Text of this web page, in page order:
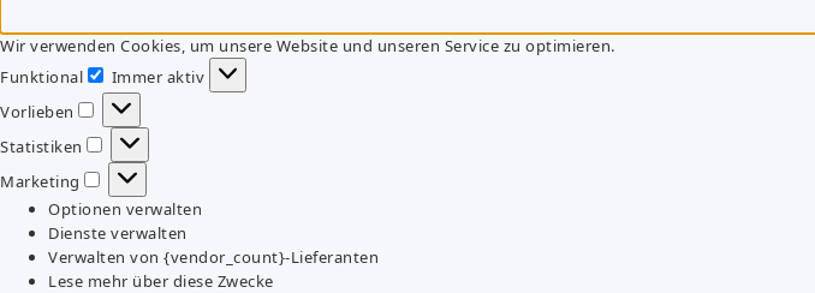
Wir verwenden Cookies, um unsere Website und unseren Service zu optimieren.
Funktional
Funktional
Immer aktiv
Vorlieben
Vorlieben
Statistiken
Statistiken
Marketing
Marketing
Optionen verwalten
Dienste verwalten
Verwalten von {vendor_count}-Lieferanten
Lese mehr über diese Zwecke